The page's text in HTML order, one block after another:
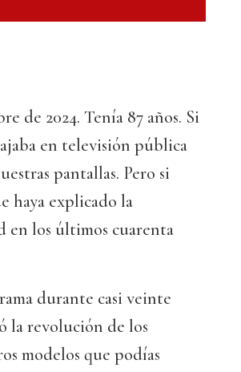
de 2024. Tenía 87 años. Si
en televisión pública
pantallas. Pero si
haya explicado la
en los últimos cuarenta
durante casi veinte
la revolución de los
modelos que podías